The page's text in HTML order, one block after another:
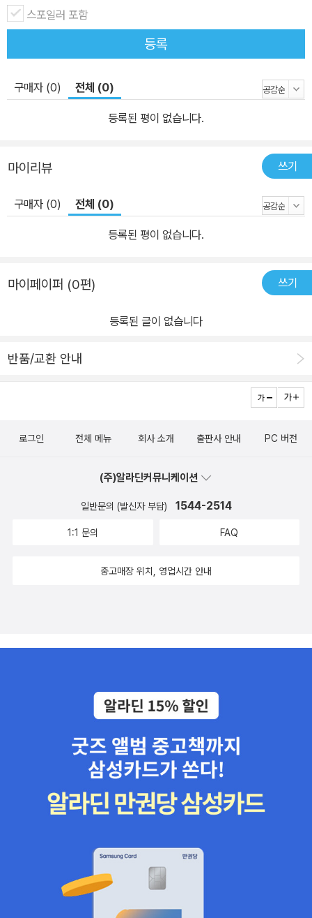
스포일러 포함
등록
구매자 (0) 전체 (0)
등록된 평이 없습니다.
마이리뷰 쓰기
구매자 (0) 전체 (0)
등록된 평이 없습니다.
마이페이퍼 (0편) 쓰기
등록된 글이 없습니다
반품/교환 안내
로그인 전체 메뉴 회사 소개 출판사 안내 PC 버전
(주)알라딘커뮤니케이션
일반문의 (발신자 부담) 1544-2514
1:1 문의 FAQ
중고매장 위치, 영업시간 안내